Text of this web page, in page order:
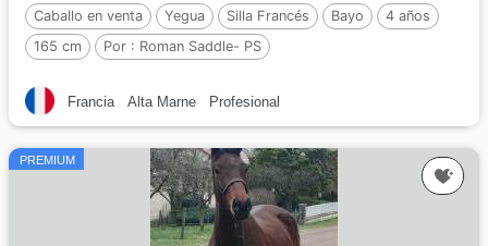
Caballo en venta Yegua Silla Francés Bayo
4 años
165 cm
Por : Roman Saddle- PS
Francia Alta Marne Profesional
PREMIUM